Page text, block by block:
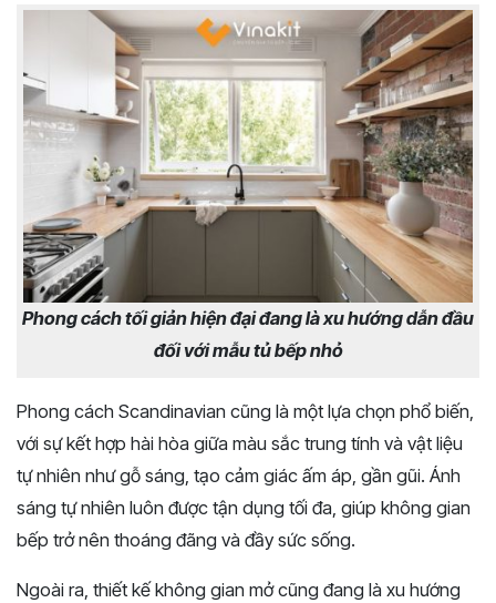
Phong cách tối giản hiện đại đang là xu hướng dẫn đầu
đối với mẫu tủ bếp nhỏ
Phong cách Scandinavian cũng là một lựa chọn phổ biến,
với sự kết hợp hài hòa giữa màu sắc trung tính và vật liệu
tự nhiên như gỗ sáng, tạo cảm giác ấm áp, gần gũi. Ánh
sáng tự nhiên luôn được tận dụng tối đa, giúp không gian
bếp trở nên thoáng đãng và đầy sức sống.
Ngoài ra, thiết kế không gian mở cũng đang là xu hướng